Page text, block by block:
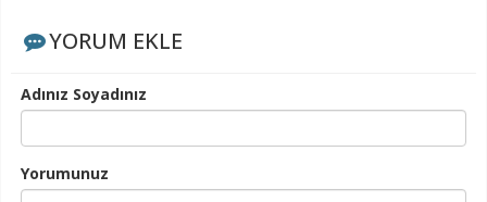
YORUM EKLE
Adınız Soyadınız
Yorumunuz